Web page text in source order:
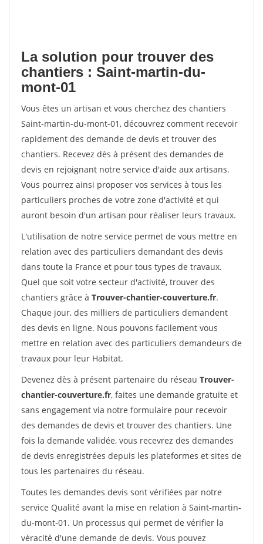
La solution pour trouver des
chantiers : Saint-martin-du-
mont-01
Vous êtes un artisan et vous cherchez des chantiers
Saint-martin-du-mont-01, découvrez comment recevoir
rapidement des demande de devis et trouver des
chantiers. Recevez dès à présent des demandes de
devis en rejoignant notre service d'aide aux artisans.
Vous pourrez ainsi proposer vos services à tous les
particuliers proches de votre zone d'activité et qui
auront besoin d'un artisan pour réaliser leurs travaux.
L'utilisation de notre service permet de vous mettre en
relation avec des particuliers demandant des devis
dans toute la France et pour tous types de travaux.
Quel que soit votre secteur d'activité, trouver des
chantiers grâce à Trouver-chantier-couverture.fr.
Chaque jour, des milliers de particuliers demandent
des devis en ligne. Nous pouvons facilement vous
mettre en relation avec des particuliers demandeurs de
travaux pour leur Habitat.
Devenez dès à présent partenaire du réseau Trouver-
chantier-couverture.fr, faites une demande gratuite et
sans engagement via notre formulaire pour recevoir
des demandes de devis et trouver des chantiers. Une
fois la demande validée, vous recevrez des demandes
de devis enregistrées depuis les plateformes et sites de
tous les partenaires du réseau.
Toutes les demandes devis sont vérifiées par notre
service Qualité avant la mise en relation à Saint-martin-
du-mont-01. Un processus qui permet de vérifier la
véracité d'une demande de devis. Vous pouvez